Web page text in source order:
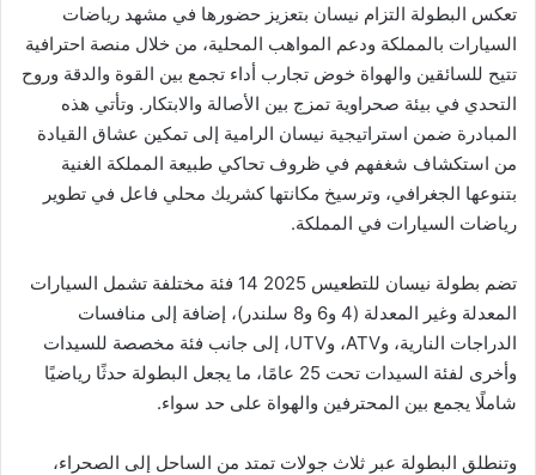
تعكس البطولة التزام نيسان بتعزيز حضورها في مشهد رياضات
السيارات بالمملكة ودعم المواهب المحلية، من خلال منصة احترافية
تتيح للسائقين والهواة خوض تجارب أداء تجمع بين القوة والدقة وروح
التحدي في بيئة صحراوية تمزج بين الأصالة والابتكار. وتأتي هذه
المبادرة ضمن استراتيجية نيسان الرامية إلى تمكين عشاق القيادة
من استكشاف شغفهم في ظروف تحاكي طبيعة المملكة الغنية
بتنوعها الجغرافي، وترسيخ مكانتها كشريك محلي فاعل في تطوير
رياضات السيارات في المملكة.
تضم بطولة نيسان للتطعيس 2025 14 فئة مختلفة تشمل السيارات
المعدلة وغير المعدلة (4 و6 و8 سلندر)، إضافة إلى منافسات
الدراجات النارية، وATV، وUTV، إلى جانب فئة مخصصة للسيدات
وأخرى لفئة السيدات تحت 25 عامًا، ما يجعل البطولة حدثًا رياضيًا
شاملًا يجمع بين المحترفين والهواة على حد سواء.
وتنطلق البطولة عبر ثلاث جولات تمتد من الساحل إلى الصحراء،